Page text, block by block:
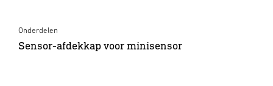
Onderdelen
Sensor-afdekkap voor minisensor